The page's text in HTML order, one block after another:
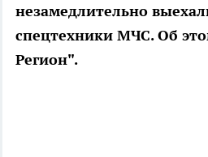
незамедлительно
спецтехники МЧС. Об
Регион".